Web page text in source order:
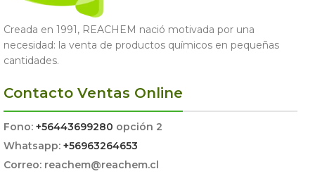
Creada en 1991, REACHEM nació motivada por una
necesidad: la venta de productos químicos en pequeñas
cantidades.
Contacto Ventas Online
Fono: +56443699280 opción 2
Whatsapp: +56963264653
Correo: reachem@reachem.cl